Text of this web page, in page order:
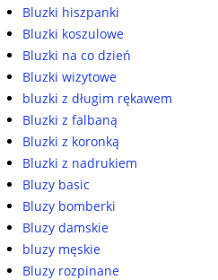
Bluzki hiszpanki
Bluzki koszulowe
Bluzki na co dzień
Bluzki wizytowe
bluzki z długim rękawem
Bluzki z falbaną
Bluzki z koronką
Bluzki z nadrukiem
Bluzy basic
Bluzy bomberki
Bluzy damskie
bluzy męskie
Bluzy rozpinane